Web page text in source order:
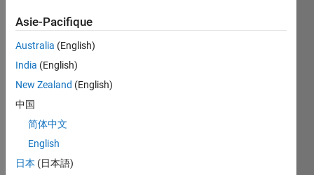
Solution
Stats
800
Solutions
327
Solvers
Asie-Pacifique
Australia (English)
India (English)
New Zealand (English)
中国
简体中文
English
日本 (日本語)